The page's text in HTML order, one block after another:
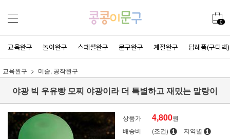
0
교육완구 놀이완구 스페셜완구 문구완구 계절완구 답례품(구디백)
교육완구 미술, 공작완구
야광 빅 우유빵 모찌 야광이라 더 특별하고 재밌는 말랑이
상품가 4,800원
배송비
(조건) 지역별